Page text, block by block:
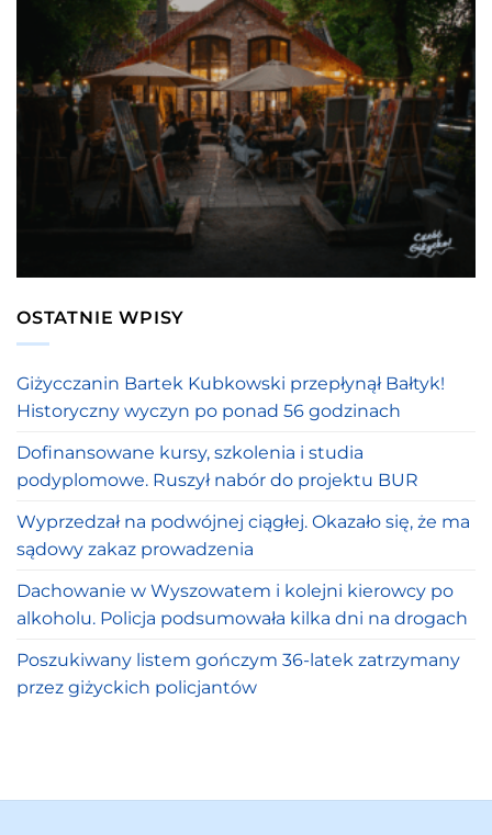
OSTATNIE WPISY
Giżycczanin Bartek Kubkowski przepłynął Bałtyk!
Historyczny wyczyn po ponad 56 godzinach
Dofinansowane kursy, szkolenia i studia
podyplomowe. Ruszył nabór do projektu BUR
Wyprzedzał na podwójnej ciągłej. Okazało się, że ma
sądowy zakaz prowadzenia
Dachowanie w Wyszowatem i kolejni kierowcy po
alkoholu. Policja podsumowała kilka dni na drogach
Poszukiwany listem gończym 36-latek zatrzymany
przez giżyckich policjantów